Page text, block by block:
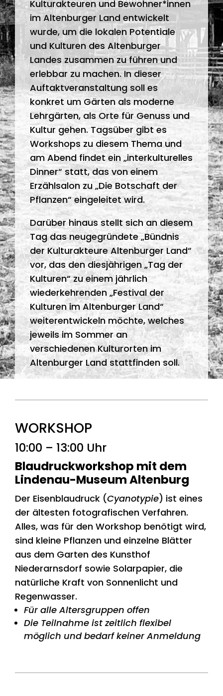
Kulturakteuren und Bewohner*innen
im Altenburger Land entwickelt
wurde, um die lokalen Potentiale
und Kulturen des Altenburger
Landes zusammen zu führen und
erlebbar zu machen. In dieser
Auftaktveranstaltung soll es
konkret um Gärten als moderne
Lehrgärten, als Orte für Genuss und
Kultur gehen. Tagsüber gibt es
Workshops zu diesem Thema und
am Abend findet ein „interkulturelles
Dinner“ statt, das von einem
Erzählsalon zu „Die Botschaft der
Pflanzen“ eingeleitet wird.
Darüber hinaus stellt sich an diesem
Tag das neugegründete „Bündnis
der Kulturakteure Altenburger Land“
vor, das den diesjährigen „Tag der
Kulturen“ zu einem jährlich
wiederkehrenden „Festival der
Kulturen im Altenburger Land“
weiterentwickeln möchte, welches
jeweils im Sommer an
verschiedenen Kulturorten im
Altenburger Land stattfinden soll.
WORKSHOP
10:00 – 13:00 Uhr
Blaudruckworkshop mit dem
Lindenau-Museum Altenburg
Der Eisenblaudruck (Cyanotypie) ist eines
der ältesten fotografischen Verfahren.
Alles, was für den Workshop benötigt wird,
sind kleine Pflanzen und einzelne Blätter
aus dem Garten des Kunsthof
Niederarnsdorf sowie Solarpapier, die
natürliche Kraft von Sonnenlicht und
Regenwasser.
Für alle Altersgruppen offen
Die Teilnahme ist zeitlich flexibel
möglich und bedarf keiner Anmeldung